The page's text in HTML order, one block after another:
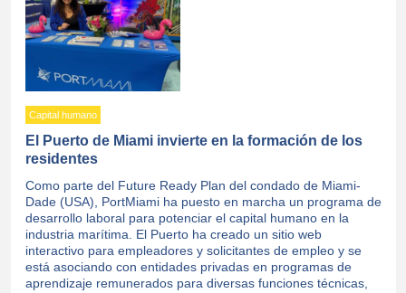
Capital humano
El Puerto de Miami invierte en la formación de los
residentes
Como parte del Future Ready Plan del condado de Miami-
Dade (USA), PortMiami ha puesto en marcha un programa de
desarrollo laboral para potenciar el capital humano en la
industria marítima. El Puerto ha creado un sitio web
interactivo para empleadores y solicitantes de empleo y se
está asociando con entidades privadas en programas de
aprendizaje remunerados para diversas funciones técnicas,